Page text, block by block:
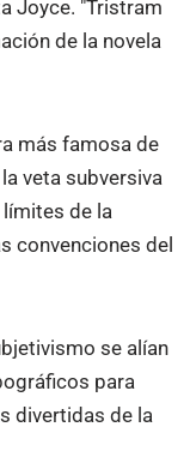
Joyce. "Tristram
de la novela
más famosa de
veta subversiva
de la
convenciones del
se alían
para
divertidas de la